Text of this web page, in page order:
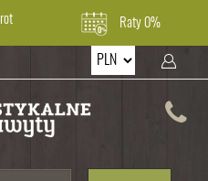
Raty 0%